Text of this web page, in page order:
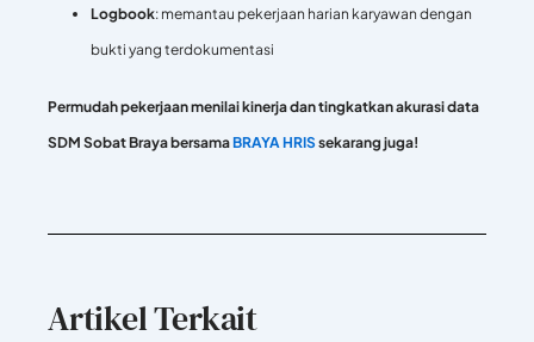
Logbook: memantau pekerjaan harian karyawan dengan
bukti yang terdokumentasi
Permudah pekerjaan menilai kinerja dan tingkatkan akurasi data
SDM Sobat Braya bersamaBRAYA HRISsekarang juga!
Artikel Terkait